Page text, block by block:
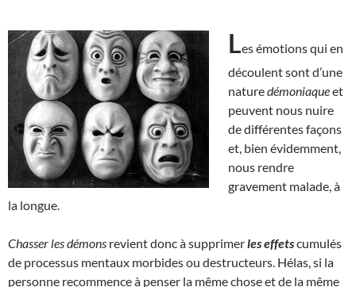
Les émotions qui en
découlent sont d’une
naturedémoniaqueet
peuvent nous nuire
de différentes façons
et, bien évidemment,
nous rendre
gravement malade, à
la longue.
Chasser les démons revient donc à supprimerles effetscumulés
de processus mentaux morbides ou destructeurs. Hélas, si la
personne recommence à penser la même chose et de la même